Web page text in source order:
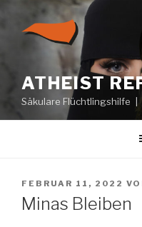
ATHEIST
Säkulare Flüchtlingshilfe |
VERÖFFENTLICHT
AM
FEBRUAR 11, 2022
Minas Bleiben